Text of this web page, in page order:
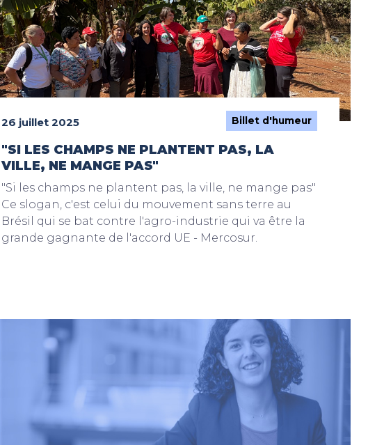
26 juillet 2025 Billet d'humeur
"SI LES CHAMPS NE PLANTENT PAS, LA
VILLE, NE MANGE PAS"
"Si les champs ne plantent pas, la ville, ne mange pas"
Ce slogan, c'est celui du mouvement sans terre au
Brésil qui se bat contre l'agro-industrie qui va être la
grande gagnante de l'accord UE - Mercosur.